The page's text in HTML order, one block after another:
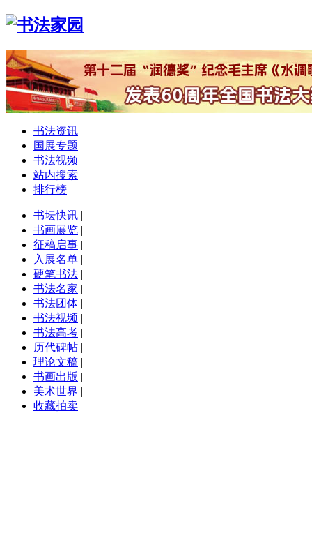
书法资讯
国展专题
书法视频
站内搜索
排行榜
书坛快讯 |
书画展览 |
征稿启事 |
入展名单 |
硬笔书法 |
书法名家 |
书法团体 |
书法视频 |
书法高考 |
历代碑帖 |
理论文稿 |
书画出版 |
美术世界 |
收藏拍卖